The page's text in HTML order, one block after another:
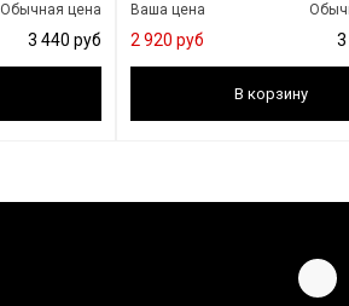
Обычная цена
3 440 руб 3
Ваша цена
2 920 руб
В корзину